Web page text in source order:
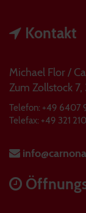
Kontakt
Michael Flor /
Zum Zollstock
Telefon: +49
Telefax: +49 321